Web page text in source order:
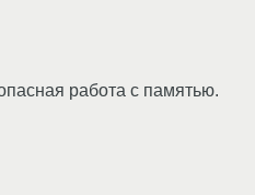
работа с памятью.